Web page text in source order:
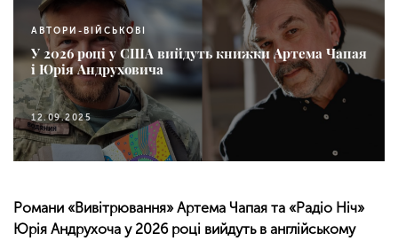
АВТОРИ-ВІЙСЬКОВІ
У 2026 році у США вийдуть книжки Артема Чапая
і Юрія Андруховича
12.09.2025
Романи «Вивітрювання» Артема Чапая та «Радіо Ніч»
Юрія Андрухоча у 2026 році вийдуть в англійському